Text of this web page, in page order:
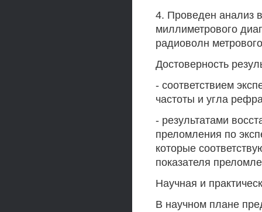
4. Проведен анализ
миллиметрового
радиоволн
Достоверность
- соответствием
частоты и угла
- результатами
преломления по
которые
показателя
Научная и
В научном плане